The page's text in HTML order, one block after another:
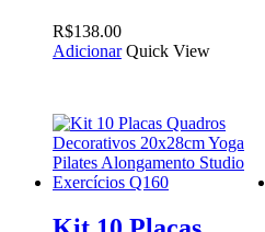
R$138.00
Adicionar Quick View